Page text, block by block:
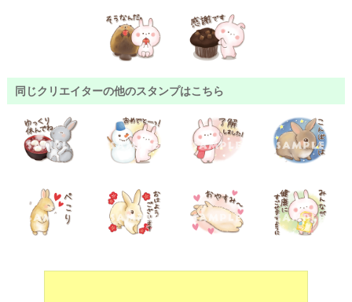
同じクリエイターの他のスタンプはこちら